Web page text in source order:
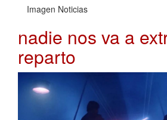
Imagen Noticias
nadie nos va a
reparto